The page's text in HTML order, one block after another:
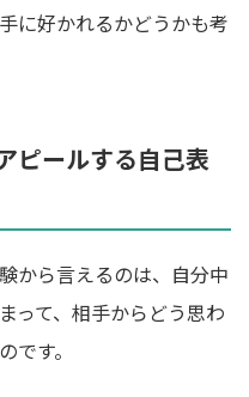
に好かれるかどうかも考
ピールする自己表
から言えるのは、自分中
って、相手からどう思わ
です。